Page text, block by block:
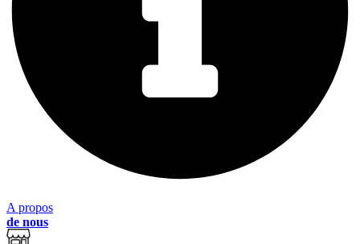
A propos
de nous